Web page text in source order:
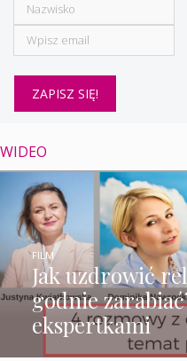
WIDEO
Jak uzdrowić
godnie
ekspertkami
FILM